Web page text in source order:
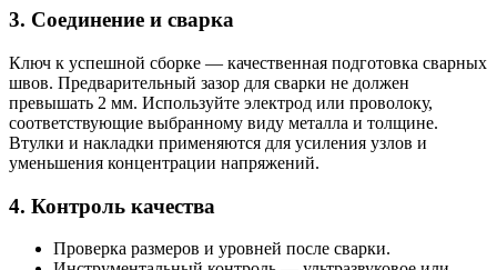
3. Соединение и сварка
Ключ к успешной сборке — качественная подготовка сварных
швов. Предварительный зазор для сварки не должен
превышать 2 мм. Используйте электрод или проволоку,
соответствующие выбранному виду металла и толщине.
Втулки и накладки применяются для усиления узлов и
уменьшения концентрации напряжений.
4. Контроль качества
Проверка размеров и уровней после сварки.